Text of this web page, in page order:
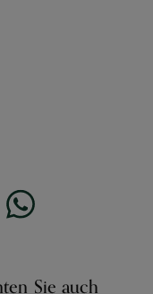
Sie auch